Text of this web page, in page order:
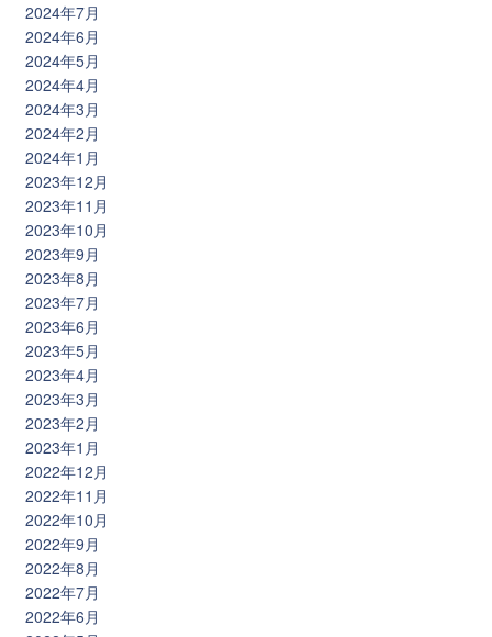
2024年7月
2024年6月
2024年5月
2024年4月
2024年3月
2024年2月
2024年1月
2023年12月
2023年11月
2023年10月
2023年9月
2023年8月
2023年7月
2023年6月
2023年5月
2023年4月
2023年3月
2023年2月
2023年1月
2022年12月
2022年11月
2022年10月
2022年9月
2022年8月
2022年7月
2022年6月